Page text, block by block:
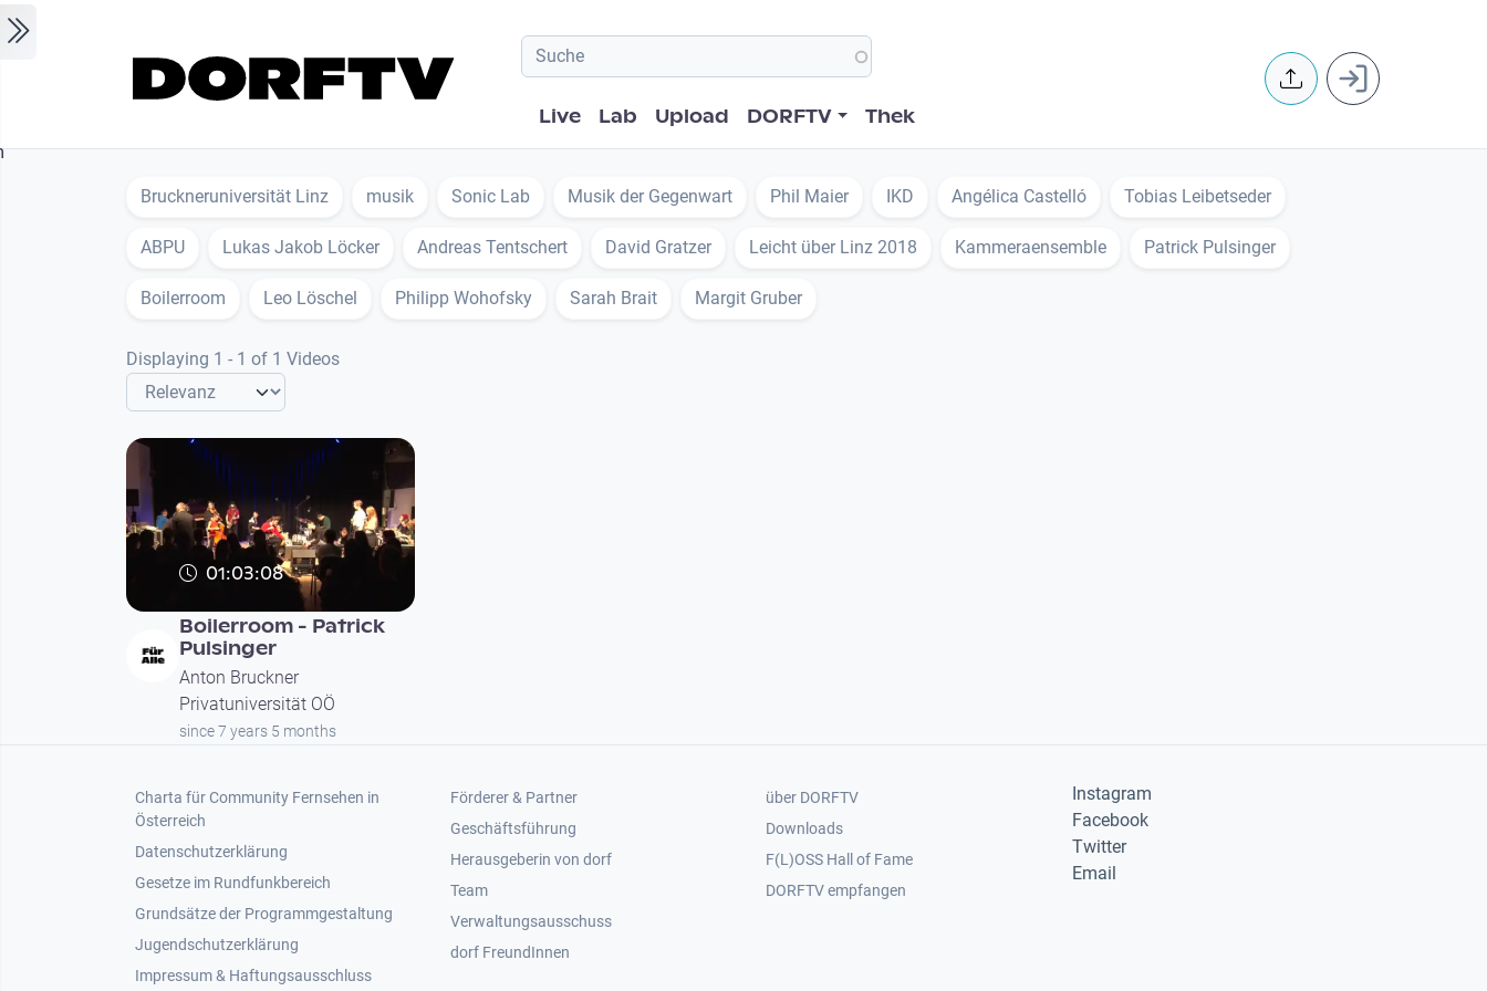
Hauptnavigation
Live Lab Upload DORFTV Thek
User
Bruckneruniversität Linz musik Sonic Lab Musik der Gegenwart Phil Maier IKD Angélica Castelló Tobias Leibetseder
ABPU Lukas Jakob Löcker Andreas Tentschert David Gratzer Leicht über Linz 2018 Kammeraensemble Patrick Pulsinger
Boilerroom Leo Löschel Philipp Wohofsky Sarah Brait Margit Gruber
Displaying 1 - 1 of 1 Videos
01:03:08
Boilerroom - Patrick
Pulsinger
Anton Bruckner
Privatuniversität OÖ
since 7 years 5 months
Footer 1
Charta für Community Fernsehen in
Österreich
Datenschutzerklärung
Gesetze im Rundfunkbereich
Grundsätze der Programmgestaltung
Jugendschutzerklärung
Impressum & Haftungsausschluss
Footer 2
Förderer & Partner
Geschäftsführung
Herausgeberin von dorf
Team
Verwaltungsausschuss
dorf FreundInnen
Footer 3
über DORFTV
Downloads
F(L)OSS Hall of Fame
Footer 4
DORFTV empfangen
Instagram
Facebook
Twitter
Email